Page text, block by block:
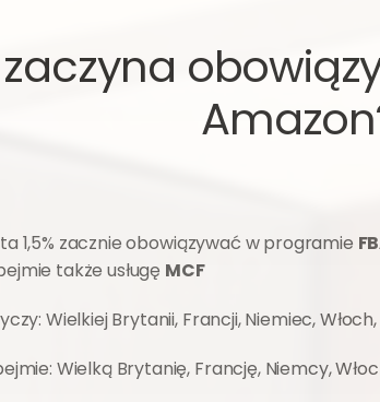
1,5% zacznie obowiązywać w programie
także usługę MCF
Wielkiej Brytanii, Francji, Niemiec, Włoch,
Wielką Brytanię, Francję, Niemcy,